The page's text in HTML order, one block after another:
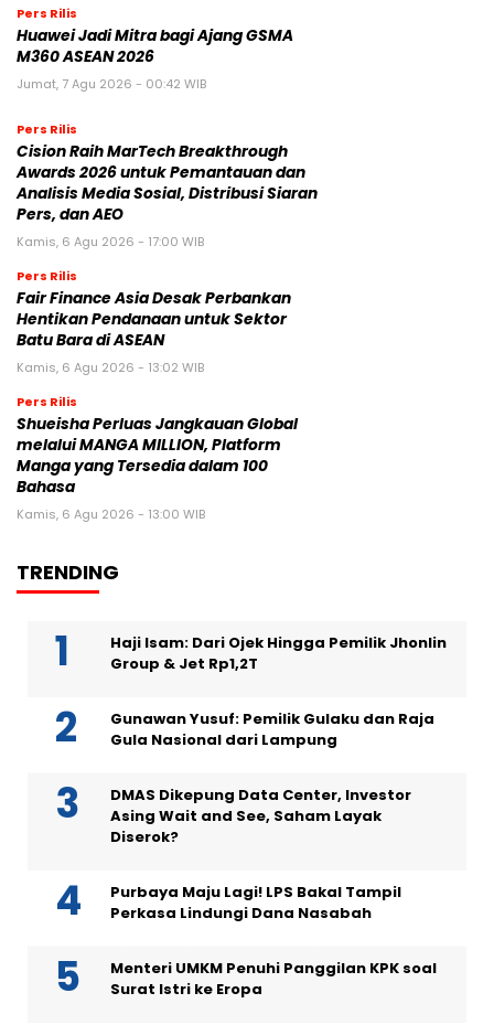
Pers Rilis
Huawei Jadi Mitra bagi Ajang GSMA
M360 ASEAN 2026
Jumat, 7 Agu 2026 - 00:42 WIB
Pers Rilis
Cision Raih MarTech Breakthrough
Awards 2026 untuk Pemantauan dan
Analisis Media Sosial, Distribusi Siaran
Pers, dan AEO
Kamis, 6 Agu 2026 - 17:00 WIB
Pers Rilis
Fair Finance Asia Desak Perbankan
Hentikan Pendanaan untuk Sektor
Batu Bara di ASEAN
Kamis, 6 Agu 2026 - 13:02 WIB
Pers Rilis
Shueisha Perluas Jangkauan Global
melalui MANGA MILLION, Platform
Manga yang Tersedia dalam 100
Bahasa
Kamis, 6 Agu 2026 - 13:00 WIB
TRENDING
Haji Isam: Dari Ojek Hingga Pemilik Jhonlin
Group & Jet Rp1,2T
Gunawan Yusuf: Pemilik Gulaku dan Raja
Gula Nasional dari Lampung
DMAS Dikepung Data Center, Investor
Asing Wait and See, Saham Layak
Diserok?
Purbaya Maju Lagi! LPS Bakal Tampil
Perkasa Lindungi Dana Nasabah
Menteri UMKM Penuhi Panggilan KPK soal
Surat Istri ke Eropa